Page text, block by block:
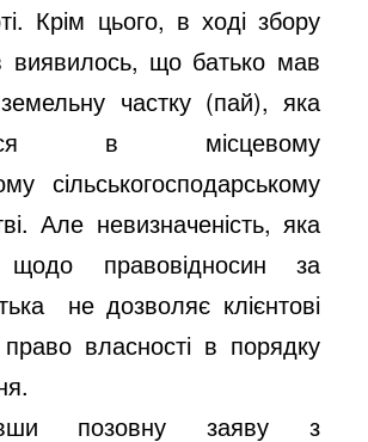
Крім цього, в ході збору
виявилось, що батько мав
частку (пай), яка
в місцевому
сільськогосподарському
Але невизначеність, яка
щодо правовідносин за
не дозволяє клієнтові
власності в порядку
.
позовну заяву з